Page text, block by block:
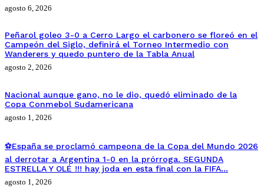
agosto 6, 2026
Peñarol goleo 3-0 a Cerro Largo el carbonero se floreó en el
Campeón del Siglo, definirá el Torneo Intermedio con
Wanderers y quedo puntero de la Tabla Anual
agosto 2, 2026
Nacional aunque gano, no le dio, quedó eliminado de la
Copa Conmebol Sudamericana
agosto 1, 2026
⚽España se proclamó campeona de la Copa del Mundo 2026
al derrotar a Argentina 1-0 en la prórroga. SEGUNDA
ESTRELLA Y OLÉ !!! hay joda en esta final con la FIFA…
agosto 1, 2026